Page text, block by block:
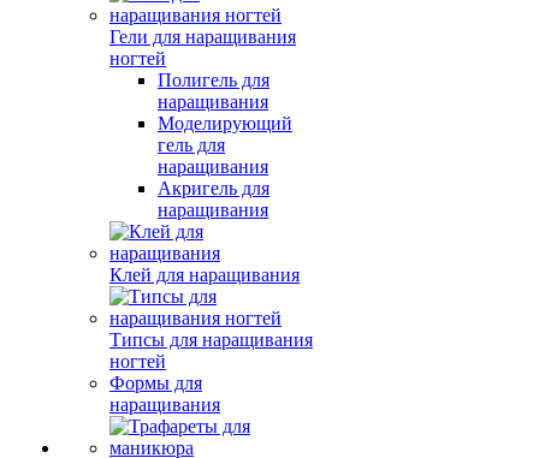
Гели для наращивания
ногтей
Полигель для
наращивания
Моделирующий
гель для
наращивания
Акригель для
наращивания
Клей для наращивания
Типсы для наращивания
ногтей
Формы для
наращивания